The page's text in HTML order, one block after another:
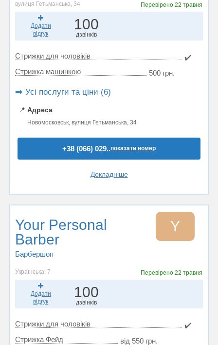
вулиця Гетьманська, 34 Перевірено22 травня
Додати
відгук
100
дзвінків
Стрижки для чоловіків
✔️
Стрижка машинкою
500 грн.
➡️ Усі послуги та ціни (6)
📍 Адреса
Новомосковськ, вулиця Гетьманська, 34
+38 (066) 029..показати номер
Докладніше
Your Personal
Barber
Барбершоп
Y
Українська, 7 Перевірено22 травня
Додати
відгук
100
дзвінків
Стрижки для чоловіків
✔️
Стрижка Фейд
від 550 грн.